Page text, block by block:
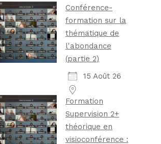
Conférence-
formation sur la
thématique de
l'abondance
(partie 2)
15 Août 26
Formation
Supervision 2+
théorique en
visioconférence :